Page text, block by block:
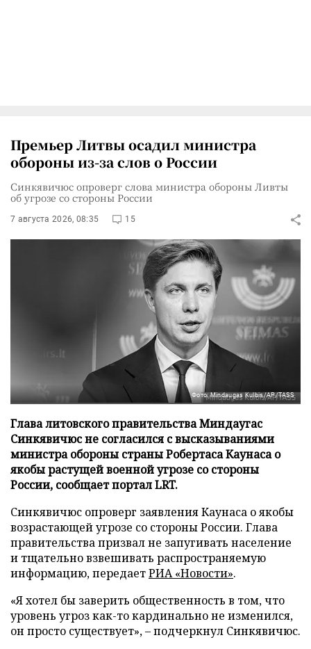
Премьер Литвы осадил министра
обороны из-за слов о России
Синкявичюс опроверг слова министра обороны Ливты
об угрозе со стороны России
7 августа 2026, 08:35 15
Фото: Mindaugas Kulbis/AP/TASS
Глава литовского правительства Миндаугас
Синкявичюс не согласился с высказываниями
министра обороны страны Робертаса Каунаса о
якобы растущей военной угрозе со стороны
России, сообщает портал LRT.
Синкявичюс опроверг заявления Каунаса о якобы
возрастающей угрозе со стороны России. Глава
правительства призвал не запугивать население
и тщательно взвешивать распространяемую
информацию, передаетРИА «Новости».
«Я хотел бы заверить общественность в том, что
уровень угроз как-то кардинально не изменился,
он просто существует», – подчеркнул Синкявичюс.